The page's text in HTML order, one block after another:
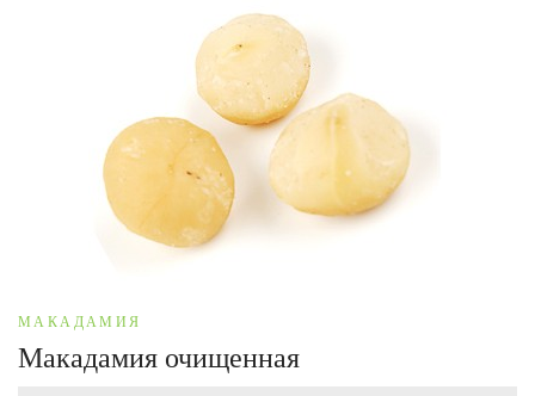
МАКАДАМИЯ
Макадамия очищенная